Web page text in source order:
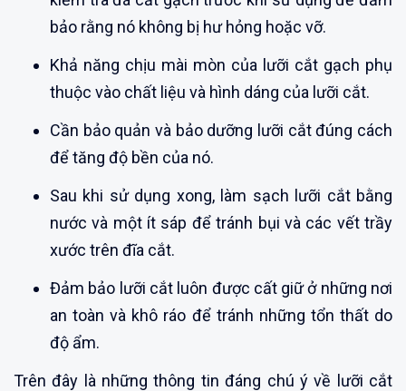
bảo rằng nó không bị hư hỏng hoặc vỡ.
Khả năng chịu mài mòn của lưỡi cắt gạch phụ
thuộc vào chất liệu và hình dáng của lưỡi cắt.
Cần bảo quản và bảo dưỡng lưỡi cắt đúng cách
để tăng độ bền của nó.
Sau khi sử dụng xong, làm sạch lưỡi cắt bằng
nước và một ít sáp để tránh bụi và các vết trầy
xước trên đĩa cắt.
Đảm bảo lưỡi cắt luôn được cất giữ ở những nơi
an toàn và khô ráo để tránh những tổn thất do
độ ẩm.
Trên đây là những thông tin đáng chú ý về lưỡi cắt